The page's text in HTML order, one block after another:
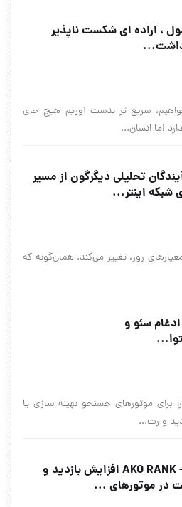
، اراده ای شکست ناپذیر
سریع تر بدست آوریم هیچ جای
!ما انسان...
تحلیلی دیگرگون از مسیر
اینتر...
روز، تغییر می‌کند. همان‌گونه که
ادغام سئو و
موتورهای جستجو بهینه سازی یا
و رت...
آکو رنک - AKO RANK افزایش بازدید و
در موتورهای ...